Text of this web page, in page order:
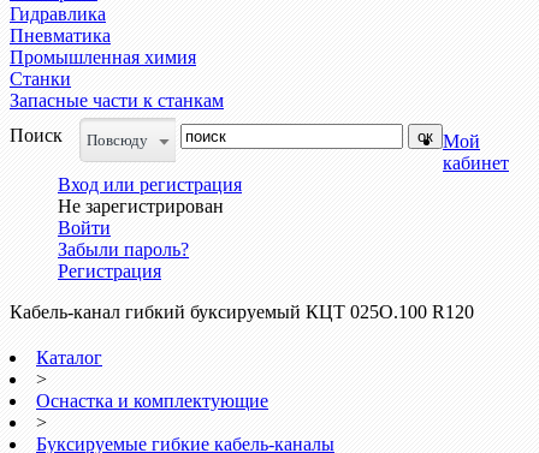
Гидравлика
Пневматика
Промышленная химия
Станки
Запасные части к станкам
Поиск
Повсюду
Мой
кабинет
Вход или регистрация
Не зарегистрирован
Войти
Забыли пароль?
Регистрация
Кабель-канал гибкий буксируемый КЦТ 025О.100 R120
Каталог
>
Оснастка и комплектующие
>
Буксируемые гибкие кабель-каналы